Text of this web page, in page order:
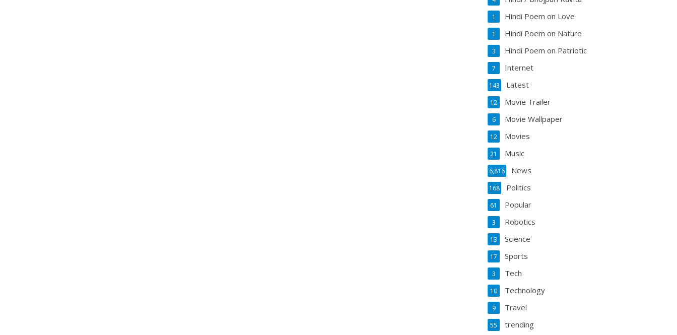
Hindi Poem on Love
1
Hindi Poem on Nature
1
Hindi Poem on Patriotic
3
Internet
7
Latest
143
Movie Trailer
12
Movie Wallpaper
6
Movies
12
Music
21
News
6,816
Politics
168
Popular
61
Robotics
3
Science
13
Sports
17
Tech
3
Technology
10
Travel
9
trending
55